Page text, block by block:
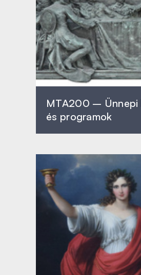
MTA200 – Ünnepi
és programok